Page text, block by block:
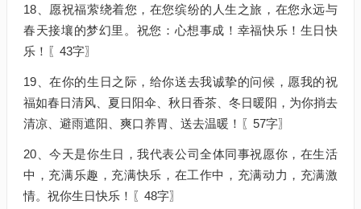
18、愿祝福萦绕着您，在您缤纷的人生之旅，在您永远与
春天接壤的梦幻里。祝您：心想事成！幸福快乐！生日快
乐！〖43字〗
19、在你的生日之际，给你送去我诚挚的问候，愿我的祝
福如春日清风、夏日阳伞、秋日香茶、冬日暖阳，为你捎去
清凉、避雨遮阳、爽口养胃、送去温暖！〖57字〗
20、今天是你生日，我代表公司全体同事祝愿你，在生活
中，充满乐趣，充满快乐，在工作中，充满动力，充满激
情。祝你生日快乐！〖48字〗